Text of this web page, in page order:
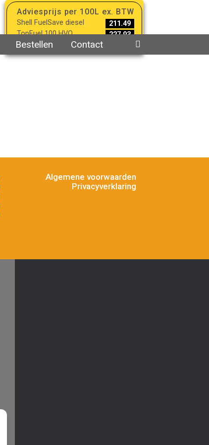
Adviesprijs per 100L ex. BTW
Shell FuelSave diesel
211.49
TopFuel 100 HVO
227.93
Bijgewerkt op 07-08-2026
Bestellen Contact
Algemene voorwaarden
Privacyverklaring